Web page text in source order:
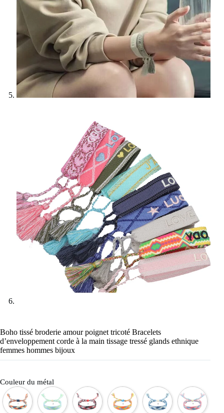
Boho tissé broderie amour poignet tricoté Bracelets
d’enveloppement corde à la main tissage tressé glands ethnique
femmes hommes bijoux
Couleur du métal